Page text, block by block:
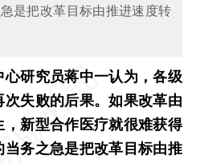
是把改革目标由推进速度转
研究员蒋中一认为，各级
失败的后果。如果改革由
新型合作医疗就很难获得
务之急是把改革目标由推